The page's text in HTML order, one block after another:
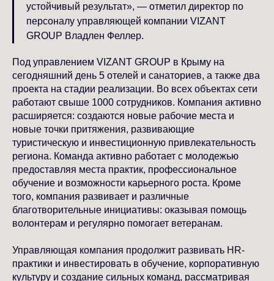
устойчивый результат», — отметил директор по
персоналу управляющей компании VIZANT
GROUP Владлен Феллер.
Под управлением VIZANT GROUP в Крыму на
сегодняшний день 5 отелей и санаториев, а также два
проекта на стадии реализации. Во всех объектах сети
работают свыше 1000 сотрудников. Компания активно
расширяется: создаются новые рабочие места и
новые точки притяжения, развивающие
туристическую и инвестиционную привлекательность
региона. Команда активно работает с молодежью
предоставляя места практик, профессиональное
обучение и возможности карьерного роста. Кроме
того, компания развивает и различные
благотворительные инициативы: оказывая помощь
волонтерам и регулярно помогает ветеранам.
Управляющая компания продолжит развивать HR-
практики и инвестировать в обучение, корпоративную
культуру и создание сильных команд, рассматривая